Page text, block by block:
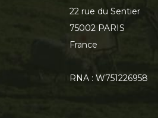
22 rue du Sentier
75002 PARIS
France
RNA : W751226958